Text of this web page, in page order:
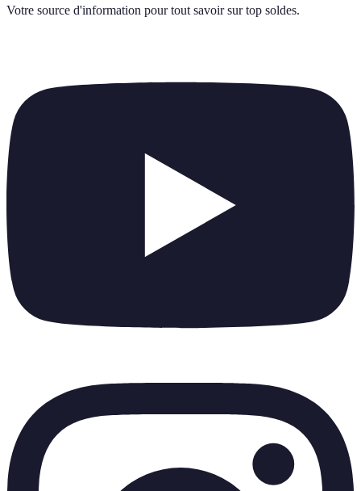
Votre source d'information pour tout savoir sur top soldes.